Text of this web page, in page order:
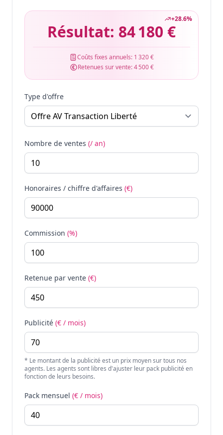
+28.6%
Résultat: 84 180 €
Coûts fixes annuels: 1 320 €
Retenues sur vente:4 500 €
Type d'offre
Nombre de ventes (/ an)
Honoraires / chiffre d'affaires (€)
Commission (%)
Retenue par vente (€)
Publicité (€ / mois)
* Le montant de la publicité est un prix moyen sur tous nos
agents. Les agents sont libres d'ajuster leur pack publicité en
fonction de leurs besoins.
Pack mensuel (€ / mois)